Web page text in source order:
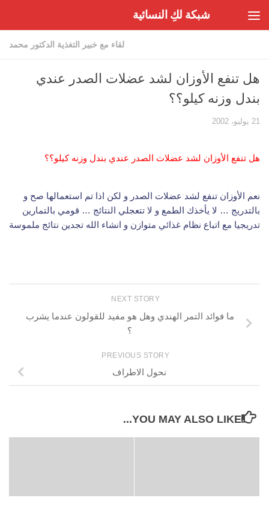
شبكة لكِ النسائية
لقاء مع خبير التغذية الدكتور محمد
هل تنفع الأوزان لشد عضلات الصدر عندي
بندل وزنه كيلو؟؟
21 يوليو، 2002
هل تنفع الأوزان لشد عضلات الصدر عندي بندل وزنه كيلو؟؟
نعم الأوزان تنفع لشد عضلات الصدر و لكن اذا تم استعمالها صح و
بالتدريج … لا يأخذك الطمع و لا تتعجلي النتائج … قومي بالتمارين
تدريجيا مع اتباع نظام غذائي متوازن و انشاء الله تجدين نتائج ملموسة
NEXT STORY
ما فوائد التمر الهندي وهل هو مفيد للقولون عندما يشرب
؟
PREVIOUS STORY
نحول الاطراف
YOU MAY ALSO LIKE...